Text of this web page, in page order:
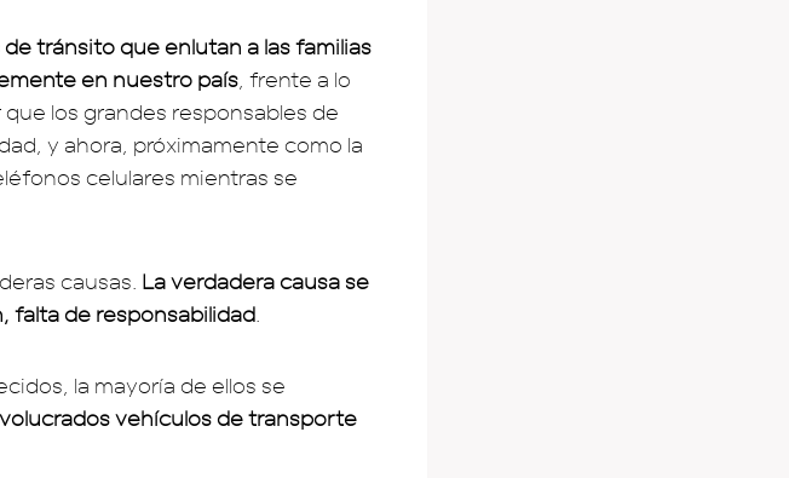
tránsito que enlutan a las familias
en nuestro país , frente a lo
los grandes responsables de
y ahora, próximamente como la
celulares mientras se
causas. La verdadera causa se
falta de responsabilidad
la mayoría de ellos se
vehículos de transporte